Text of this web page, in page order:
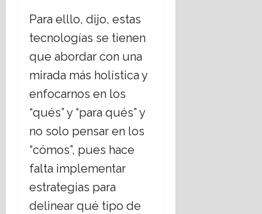
Para elllo, dijo, estas
tecnologías se tienen
que abordar con una
mirada más holística y
enfocarnos en los
“qués” y “para qués” y
no solo pensar en los
“cómos”, pues hace
falta implementar
estrategias para
delinear qué tipo de